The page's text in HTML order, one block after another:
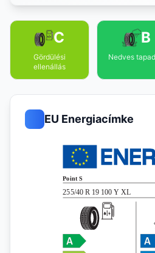
C
Gördülési
ellenállás
B
Nedves
EU Energiacímke